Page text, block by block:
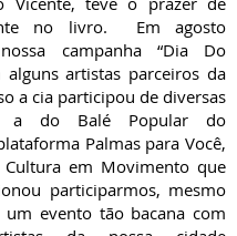
no livro. Em agosto
campanha “Dia Do
alguns artistas parceiros da
a cia participou de diversas
a do Balé Popular do
Palmas para Você,
em Movimento que
participarmos, mesmo
evento tão bacana com